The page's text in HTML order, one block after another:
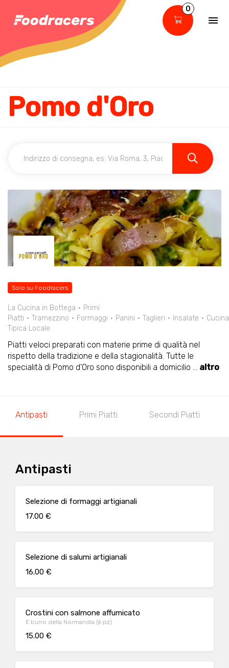
0
Pomo d'Oro
Solo su Foodracers
La Cucina in Bottega
Primi
Piatti
Tramezzino Formaggi Panini Taglieri Insalate
Cucina
Tipica Locale
Piatti veloci preparati con materie prime di qualità nel
rispetto della tradizione e della stagionalità. Tutte le
specialità di Pomo d'Oro sono disponibili a domicilio ... altro
Antipasti Primi Piatti Secondi Piatti
Antipasti
Selezione di formaggi artigianali
17.00 €
Selezione di salumi artigianali
16.00 €
Crostini con salmone affumicato
E burro della Normandia (6 pz)
15.00 €